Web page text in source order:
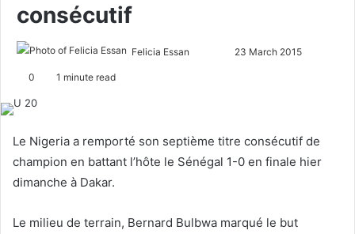
consécutif
Felicia Essan
w
o
n
e
i
23 March 2015
0 1 minute read
Le Nigeria a remporté son septième titre consécutif de
champion en battant l’hôte le Sénégal 1-0 en finale hier
dimanche à Dakar.
Le milieu de terrain, Bernard Bulbwa marqué le but